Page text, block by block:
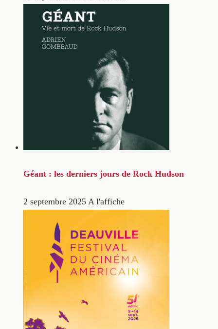
Géant : les derniers jours de Rock Hudson
2 septembre 2025 A l'affiche